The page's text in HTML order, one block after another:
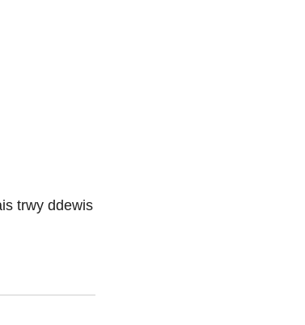
trwy ddewis